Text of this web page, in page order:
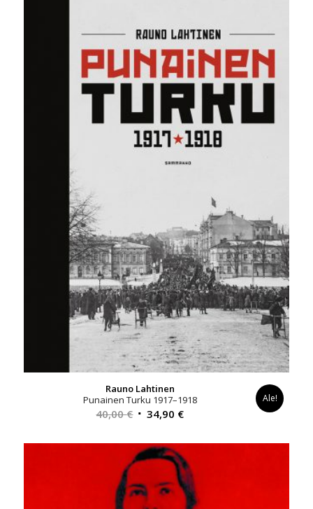
Rauno Lahtinen
Punainen Turku 1917–1918
40,00€ Alkuperäinen
oli:
40,00 €.
34,90 €Nykyinen
on:
34,90 €.
Ale!